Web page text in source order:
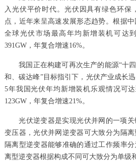
入光伏平价时代。光伏因具有绿色环保
点，近年来呈高速发展形态趋势。根据
全球光伏市场最高年均新增装机可达
391GW，年复合增速16%。
我国正在构建可再次生产的能源“十四
和、碳达峰”目标指引下，光伏产业成长
5年我国光伏年均新增装机乐观情况可达
123GW，年复合增速21%。
光伏逆变器是实现光伏并网的一项关
变压器，光伏并网逆变器可大致分为隔
隔离型逆变器能够准确的通过工作频率
离型逆变器根据构成不同可大致分为单级